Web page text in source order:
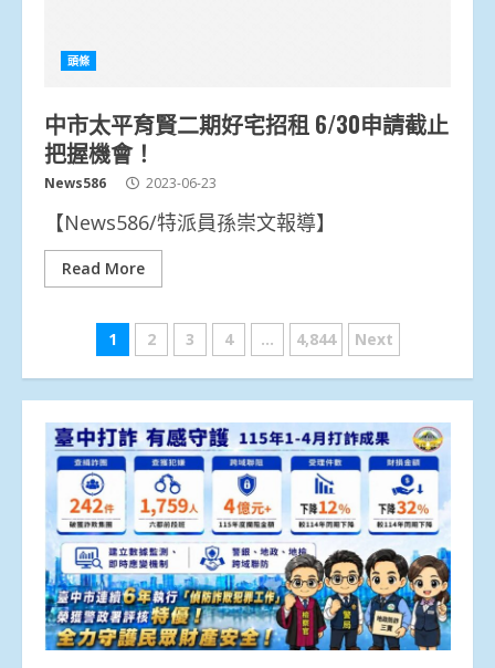
頭條
中市太平育賢二期好宅招租 6/30申請截止
把握機會！
News586 2023-06-23
【News586/特派員孫崇文報導】
Read More
文
章
分
頁
1 2 3 4 ... 4,844 Next